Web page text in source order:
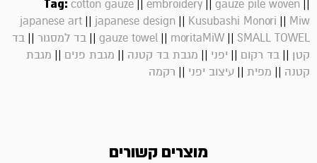
Tag: cotton gauze embroidery gauze pile woven
japanese art || japanese design || Kusubashi Monori || Miw
gauze towel || moritaMiW || SMALL TOWEL
|| בד למסגור || בד
קטן || בד רקום || יפני || מגבת בד קטנה || מגבת פנים || מגבת
קטנה || מפית || עיצוב יפני || רקמה
מוצרים קשורים